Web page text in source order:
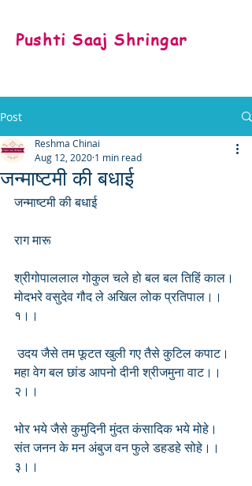
Pushti Saaj Shringar
Post
जन्माष्टमी की बधाई
Reshma Chinai
Aug 12, 2020 1 min read
जन्माष्टमी की बधाई
राग मारू
श्रीगोपाललाल गोकुल चले हो बल बल तिहिं काल।
मोदभरे वसुदेव गौद ले अखिल लोक प्रतिपाल।।
१।।
उदय जैसे तम फूटत खुली गए तैसे कुटिल कपाट।
महा वेग बल छांड आपनो दीनी श्रीजमुना वाट।।
२।।
भोर भये जैसे कुमुदिनी मुंदत कंसादिक भये मोहे।
संत जनन के मन अंबुज वन फुले डहडहे सोहे।।
३।।